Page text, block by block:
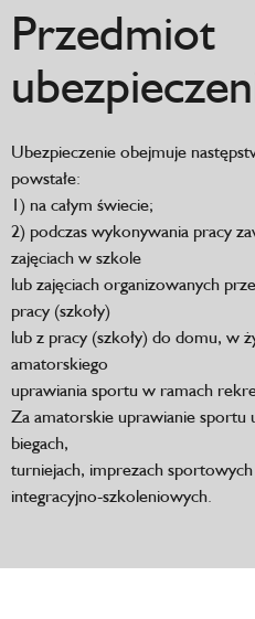
Przedmiot
Ubezpieczenie obejmuje
powstałe:
1) na całym świecie;
2) podczas wykonywania pracy
zajęciach w szkole
lub zajęciach organizowanych
pracy (szkoły)
lub z pracy (szkoły) do domu, w
amatorskiego
uprawiania sportu w ramach
Za amatorskie uprawianie sportu
biegach,
turniejach, imprezach
integracyjno-szkoleniowych.